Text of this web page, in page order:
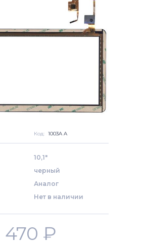
Код: 1003A A
10,1"
черный
Аналог
Нет в наличии
470 ₽